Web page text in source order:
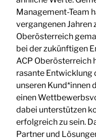
Management-Team
vergangenen Jahren
Oberösterreich
bei der zukünftigen
ACP Oberösterreich
rasante Entwicklung
unseren Kund*innen
einen
dabei unterstützen
erfolgreich zu sein.
Partner und